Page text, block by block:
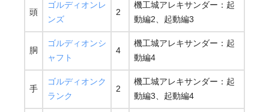
頭
ゴルディオンレ
ンズ
2
機工城アレキサンダー：起
動編2、起動編3
胴
ゴルディオンシ
ャフト
4
機工城アレキサンダー：起
動編4
手
ゴルディオンク
ランク
2
機工城アレキサンダー：起
動編3、起動編4